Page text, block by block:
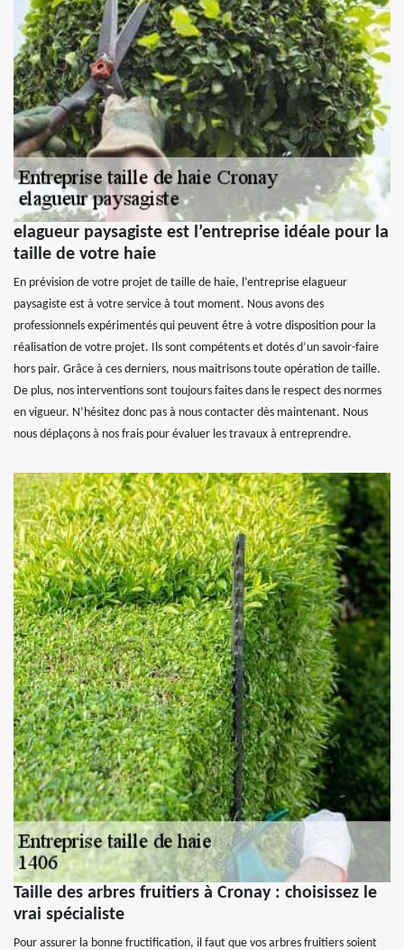
elagueur paysagiste est l’entreprise idéale pour la
taille de votre haie
En prévision de votre projet de taille de haie, l’entreprise elagueur
paysagiste est à votre service à tout moment. Nous avons des
professionnels expérimentés qui peuvent être à votre disposition pour la
réalisation de votre projet. Ils sont compétents et dotés d’un savoir-faire
hors pair. Grâce à ces derniers, nous maitrisons toute opération de taille.
De plus, nos interventions sont toujours faites dans le respect des normes
en vigueur. N’hésitez donc pas à nous contacter dès maintenant. Nous
nous déplaçons à nos frais pour évaluer les travaux à entreprendre.
Taille des arbres fruitiers à Cronay : choisissez le
vrai spécialiste
Pour assurer la bonne fructification, il faut que vos arbres fruitiers soient